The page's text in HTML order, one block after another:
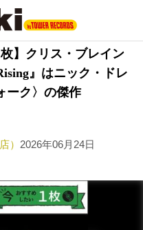
】クリス・ブレイン
』はニック・ドレ
ーク〉の傑作
） 2026年06月24日